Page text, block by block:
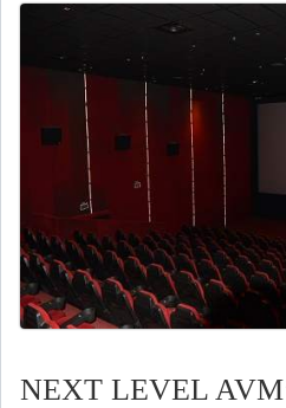
NEXT LEVEL